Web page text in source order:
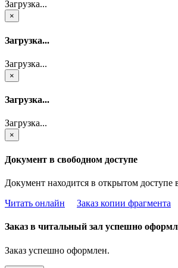
Загрузка...
×
Загрузка...
Загрузка...
×
Загрузка...
Загрузка...
×
Документ в свободном доступе
Документ находится в открытом
Читать онлайн
Заказ копии фрагмента
Заказ в читальный зал успешно
Заказ успешно оформлен.